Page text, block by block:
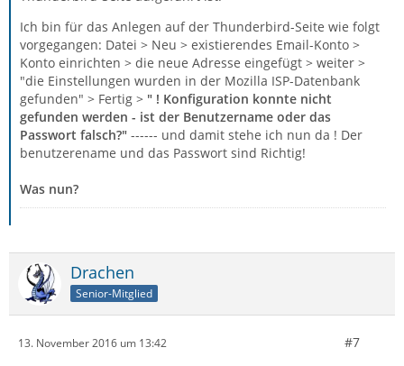
Ich bin für das Anlegen auf der Thunderbird-Seite wie folgt
vorgegangen: Datei > Neu > existierendes Email-Konto >
Konto einrichten > die neue Adresse eingefügt > weiter >
"die Einstellungen wurden in der Mozilla ISP-Datenbank
gefunden" > Fertig > " ! Konfiguration konnte nicht
gefunden werden - ist der Benutzername oder das
Passwort falsch?" ------ und damit stehe ich nun da ! Der
benutzerename und das Passwort sind Richtig!
Was nun?
Drachen
Senior-Mitglied
13. November 2016 um 13:42 #7